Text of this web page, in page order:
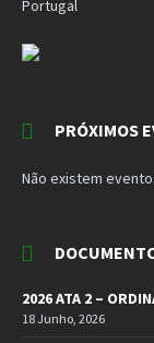
Portugal
PRÓXIMOS
Não existem
2026 ATA 2 –
18 Junho, 2026